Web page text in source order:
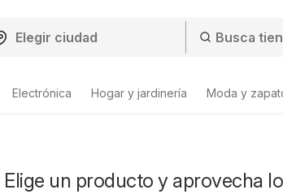
Electrónica Hogar y jardinería Moda y
Elige un producto y aprovecha